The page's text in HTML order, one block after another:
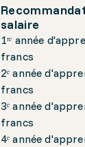
salaire
1ʳᵉ année
francs
2ᵉ année
francs
3ᵉ année
francs
4ᵉ année